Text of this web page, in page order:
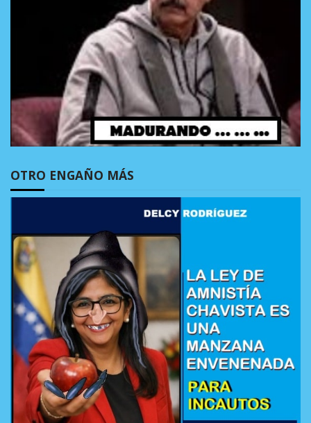
OTRO ENGAÑO MÁS